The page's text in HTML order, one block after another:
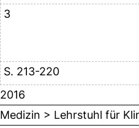
3
S. 213-220
2016
Medizin > Lehrstuhl für